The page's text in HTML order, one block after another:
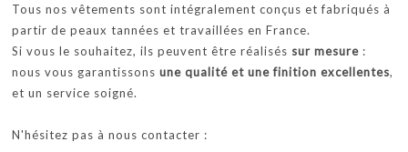
Tous nos vêtements sont intégralement conçus et fabriqués à
partir de peaux tannées et travaillées en France.
Si vous le souhaitez, ils peuvent être réalisés sur mesure :
nous vous garantissons une qualité et une finition excellentes,
et un service soigné.
N'hésitez pas à nous contacter :